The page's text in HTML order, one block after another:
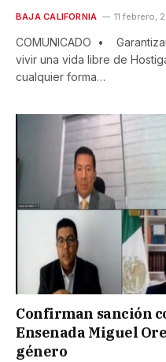
BAJA CALIFORNIA 11 febrero,
COMUNICADO •
vivir una vida libre de
cualquier forma…
Confirman sanción
Ensenada Miguel
género